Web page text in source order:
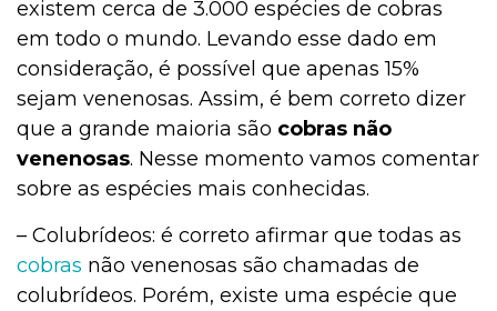
existem cerca de 3.000 espécies de cobras
em todo o mundo. Levando esse dado em
consideração, é possível que apenas 15%
sejam venenosas. Assim, é bem correto dizer
que a grande maioria são cobras não
venenosas. Nesse momento vamos comentar
sobre as espécies mais conhecidas.
– Colubrídeos: é correto afirmar que todas as
cobras não venenosas são chamadas de
colubrídeos. Porém, existe uma espécie que